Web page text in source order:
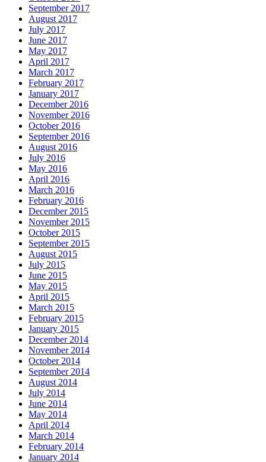
September 2017
August 2017
July 2017
June 2017
May 2017
April 2017
March 2017
February 2017
January 2017
December 2016
November 2016
October 2016
September 2016
August 2016
July 2016
May 2016
April 2016
March 2016
February 2016
December 2015
November 2015
October 2015
September 2015
August 2015
July 2015
June 2015
May 2015
April 2015
March 2015
February 2015
January 2015
December 2014
November 2014
October 2014
September 2014
August 2014
July 2014
June 2014
May 2014
April 2014
March 2014
February 2014
January 2014